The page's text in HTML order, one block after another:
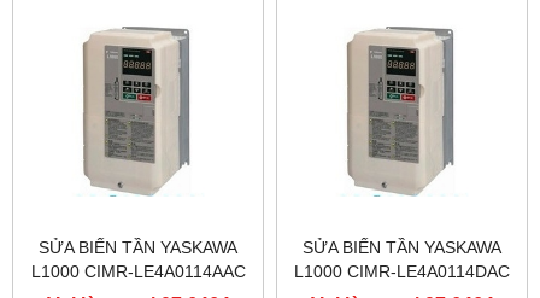
SỬA BIẾN TẦN YASKAWA
L1000 CIMR-LE4A0114AAC
SỬA BIẾN TẦN YASKAWA
L1000 CIMR-LE4A0114DAC